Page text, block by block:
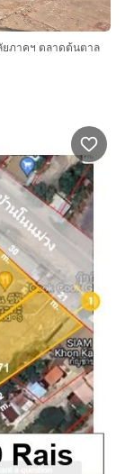
ยภาคฯ ตลาดต้นตาล